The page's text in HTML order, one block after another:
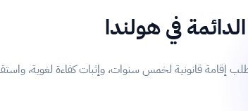
في هولندا
إقامة قانونية لخمس سنوات، وإثبات كفاءة لغوية،